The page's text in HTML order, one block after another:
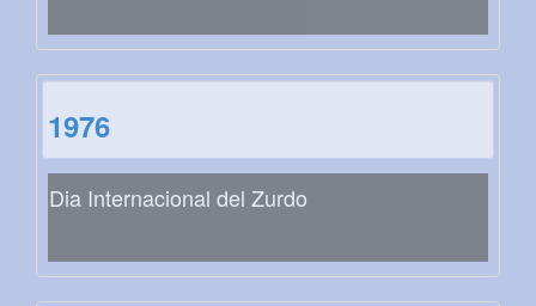
1976
Dia Internacional del Zurdo